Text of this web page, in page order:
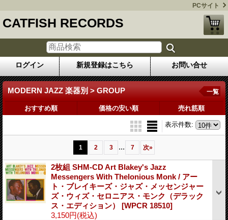
PCサイト
CATFISH RECORDS
ログイン 新規登録はこちら お問い合せ
MODERN JAZZ 楽器別 > GROUP 一覧
おすすめ順 価格の安い順 売れ筋順
表示件数:
1 2 3 ... 7 次»
2枚組 SHM-CD Art Blakey's Jazz
Messengers With Thelonious Monk / アー
ト・ブレイキーズ・ジャズ・メッセンジャー
ズ・ウィズ・セロニアス・モンク（デラック
ス・エディション） [WPCR 18510]
3,150円(税込)